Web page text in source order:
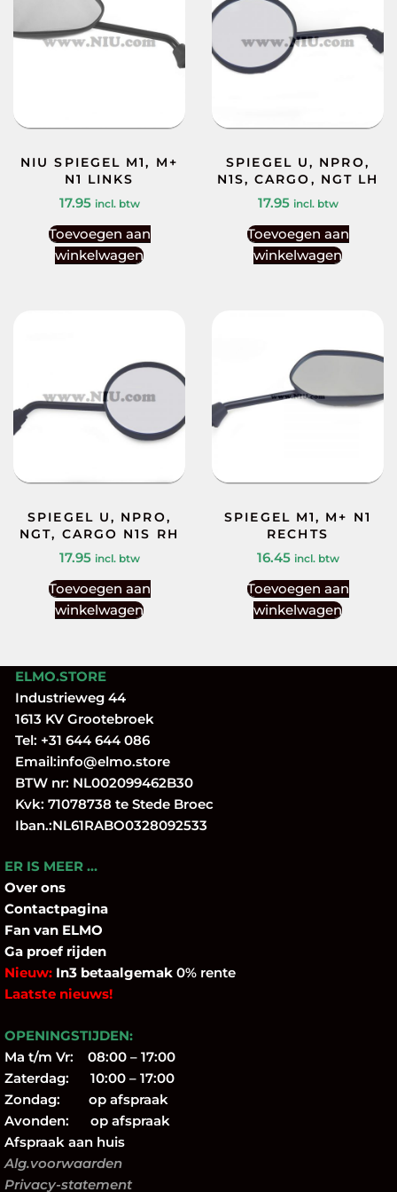
NIU SPIEGEL M1, M+
N1 LINKS
17.95 incl. btw
Toevoegen aan
winkelwagen
SPIEGEL U, NPRO,
N1S, CARGO, NGT LH
17.95 incl. btw
Toevoegen aan
winkelwagen
SPIEGEL U, NPRO,
NGT, CARGO N1S RH
17.95 incl. btw
Toevoegen aan
winkelwagen
SPIEGEL M1, M+ N1
RECHTS
16.45 incl. btw
Toevoegen aan
winkelwagen
ELMO.STORE
Industrieweg 44
1613 KV Grootebroek
Tel: +31 644 644 086
Email:info@elmo.store
BTW nr: NL002099462B30
Kvk: 71078738 te Stede Broec
Iban.:NL61RABO0328092533
ER IS MEER …
Over ons
Contactpagina
Fan van ELMO
Ga proef rijden
Nieuw: In3 betaalgemak 0% rente
Laatste nieuws!
OPENINGSTIJDEN:
Ma t/m Vr: 08:00 – 17:00
Zaterdag: 10:00 – 17:00
Zondag: op afspraak
Avonden: op afspraak
Afspraak aan huis
Alg.voorwaarden
Privacy-statement